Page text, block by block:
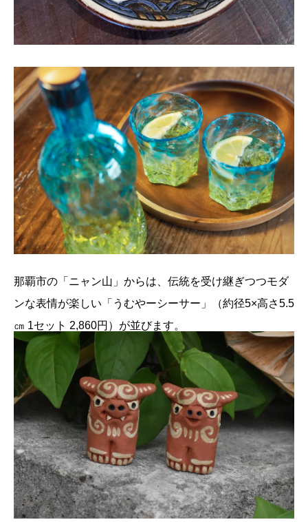
那覇市の「ニャン山」からは、伝統を受け継ぎつつモダ
ンな表情が楽しい「うむやーシーサー」（約径5×高さ5.5
㎝ 1セット 2,860円）が並びます。